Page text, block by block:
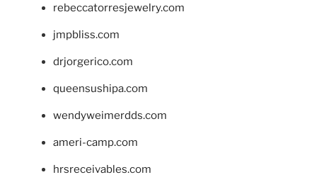
rebeccatorresjewelry.com
jmpbliss.com
drjorgerico.com
queensushipa.com
wendyweimerdds.com
ameri-camp.com
hrsreceivables.com